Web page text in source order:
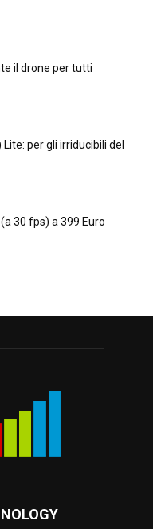
il drone per tutti
per gli irriducibili del
30 fps) a 399 Euro